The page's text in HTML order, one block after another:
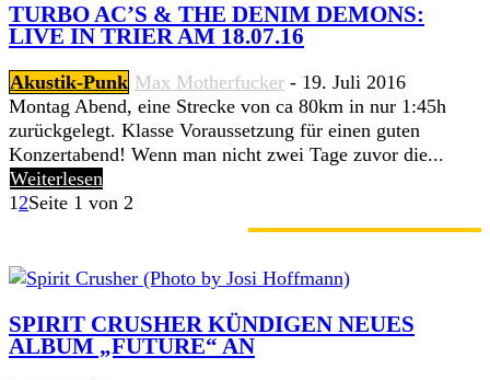
TURBO AC’S & THE DENIM DEMONS:
LIVE IN TRIER AM 18.07.16
Akustik-Punk Max Motherfucker - 19. Juli 2016
Montag Abend, eine Strecke von ca 80km in nur 1:45h
zurückgelegt. Klasse Voraussetzung für einen guten
Konzertabend! Wenn man nicht zwei Tage zuvor die...
Weiterlesen
12Seite 1 von 2
SPIRIT CRUSHER KÜNDIGEN NEUES
ALBUM „FUTURE“ AN